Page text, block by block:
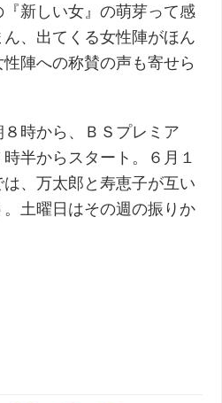
新しい女』の萌芽って感
、出てくる女性陣がほん
陣への称賛の声も寄せら
時から、ＢＳプレミア
半からスタート。６月１
、万太郎と寿恵子が互い
土曜日はその週の振りか